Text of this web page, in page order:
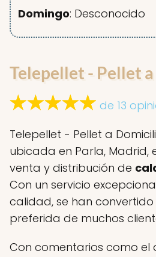
Domingo: Desconocido
Telepellet - Pellet
de 13
Telepellet - Pellet a
ubicada en Parla, Madrid,
venta y distribución de
Con un servicio
calidad, se han
preferida de muchos
Con comentarios como el